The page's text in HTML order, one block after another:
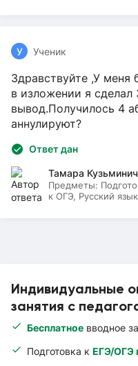
Индивидуальные
занятия с
Бесплатное вводное
Подготовка к ЕГЭ/ОГЭ
У Ученик
Здравствуйте ,У
в изложении я сделал
вывод.Получилось 4
аннулируют?
Ответ дан
Тамара
Предметы:
к ОГЭ, Русский язык